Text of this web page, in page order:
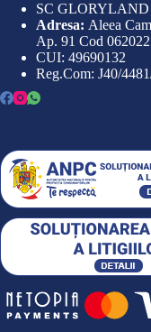
SC GLORYLAND
Adresa: Aleea
Ap. 91 Cod 062022
CUI: 49690132
Reg.Com: J40/